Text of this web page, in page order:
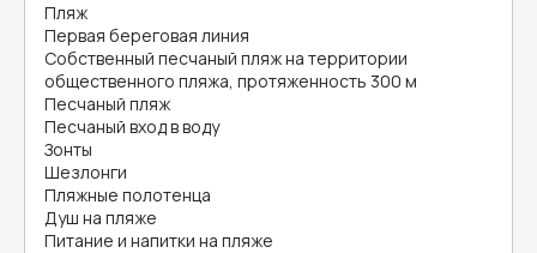
Пляж
Первая береговая линия
Собственный песчаный пляж на территории
общественного пляжа, протяженность 300 м
Песчаный пляж
Песчаный вход в воду
Зонты
Шезлонги
Пляжные полотенца
Душ на пляже
Питание и напитки на пляже